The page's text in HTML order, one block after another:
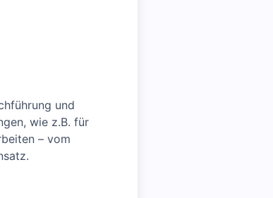
und
wie z.B. für
– vom